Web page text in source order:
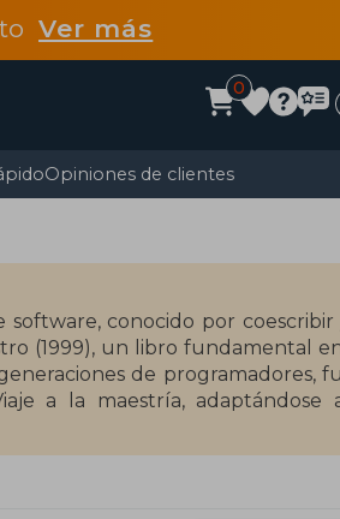
Ver más
0
Opiniones de clientes
conocido por coescribir
(1999), un libro fundamental
de programadores,
a la maestría, adaptándose
de The Pragmatic Bookshelf,
ágiles. También es coautor de